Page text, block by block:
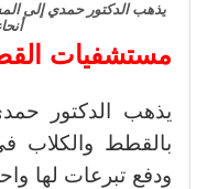
يذهب الدكتور حمدي إلى
مستشفيات
يذهب الدكتور
بالقطط والكلاب
ودفع تبرعات لها